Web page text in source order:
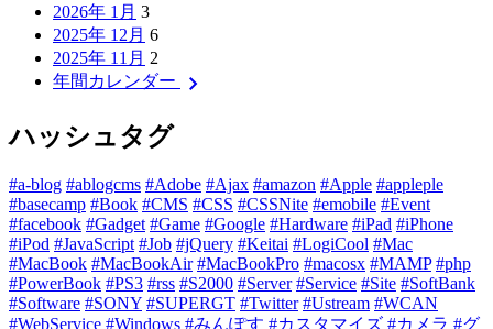
2026年 1月 3
2025年 12月 6
2025年 11月 2
年間カレンダー
chevron_right
ハッシュタグ
#a-blog #ablogcms #Adobe #Ajax #amazon #Apple #appleple
#basecamp #Book #CMS #CSS #CSSNite #emobile #Event
#facebook #Gadget #Game #Google #Hardware #iPad #iPhone
#iPod #JavaScript #Job #jQuery #Keitai #LogiCool #Mac
#MacBook #MacBookAir #MacBookPro #macosx #MAMP #php
#PowerBook #PS3 #rss #S2000 #Server #Service #Site #SoftBank
#Software #SONY #SUPERGT #Twitter #Ustream #WCAN
#WebService #Windows #みんぽす #カスタマイズ #カメラ #グ